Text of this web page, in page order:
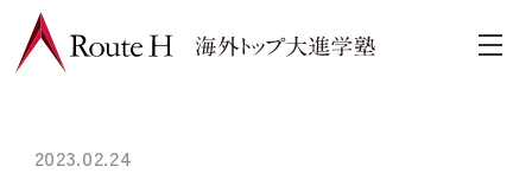
2023.02.24